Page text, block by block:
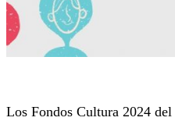
Los Fondos Cultura 2024 del